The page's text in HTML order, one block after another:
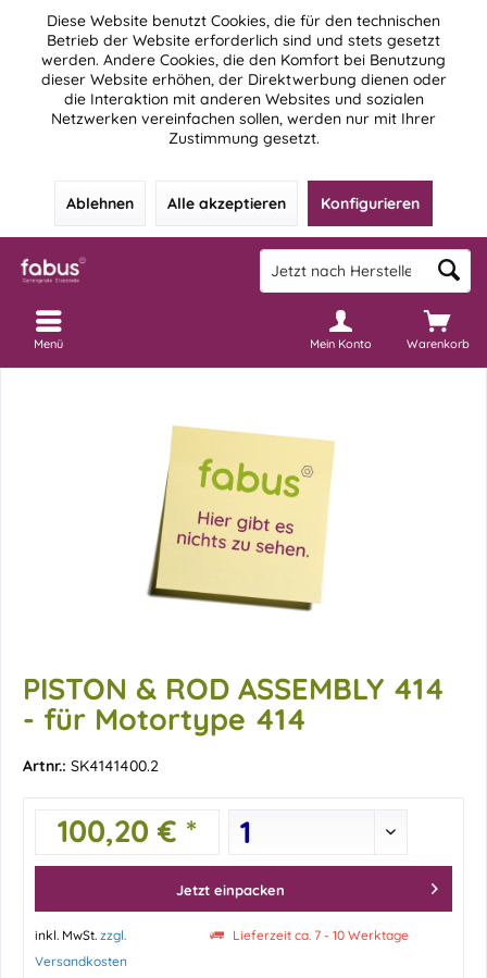
Diese Website benutzt Cookies, die für den technischen
Betrieb der Website erforderlich sind und stets gesetzt
werden. Andere Cookies, die den Komfort bei Benutzung
dieser Website erhöhen, der Direktwerbung dienen oder
die Interaktion mit anderen Websites und sozialen
Netzwerken vereinfachen sollen, werden nur mit Ihrer
Zustimmung gesetzt.
Ablehnen Alle akzeptieren Konfigurieren
Warenkorb
Mein Konto
Menü
PISTON & ROD ASSEMBLY 414
- für Motortype 414
Artnr.: SK4141400.2
100,20 € *
Jetzt einpacken
inkl. MwSt. zzgl.
Versandkosten
Lieferzeit ca. 7 - 10 Werktage